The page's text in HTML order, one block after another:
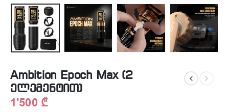
Ambition Epoch Max (2
ელემენტით)
1'500 ₾